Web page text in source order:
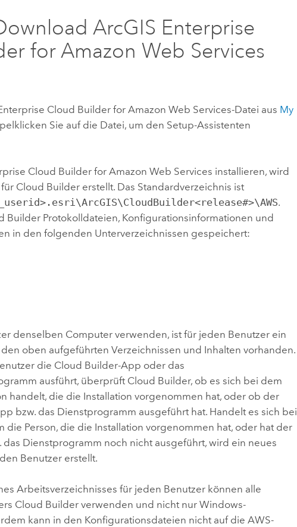
ArcGIS Enterprise
for Amazon Web Services
Cloud Builder for Amazon Web Services-Datei aus My
Sie auf die Datei, um den Setup-Assistenten
Cloud Builder for Amazon Web Services installieren, wird
Cloud Builder erstellt. Das Standardverzeichnis ist
.
Builder Protokolldateien, Konfigurationsinformationen und
in den folgenden Unterverzeichnissen gespeichert:
denselben Computer verwenden, ist für jeden Benutzer ein
oben aufgeführten Verzeichnissen und Inhalten vorhanden.
die Cloud Builder-App oder das
ausführt, überprüft Cloud Builder, ob es sich bei dem
handelt, die die Installation vorgenommen hat, oder ob der
bzw. das Dienstprogramm ausgeführt hat. Handelt es sich bei
die Person, die die Installation vorgenommen hat, oder hat der
das Dienstprogramm noch nicht ausgeführt, wird ein neues
Benutzer erstellt.
Arbeitsverzeichnisses für jeden Benutzer können alle
Cloud Builder verwenden und nicht nurWindows-
kann in den Konfigurationsdateien nicht auf dieAWS-